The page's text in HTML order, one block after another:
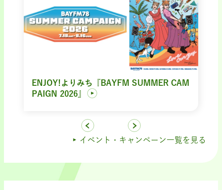
ENJOY!よりみち『BAYFM SUMMER CAM
PAIGN 2026』
イベント・キャンペーン一覧を見る